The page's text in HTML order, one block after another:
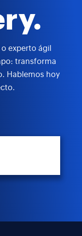
experto ágil
transforma
Hablemos hoy